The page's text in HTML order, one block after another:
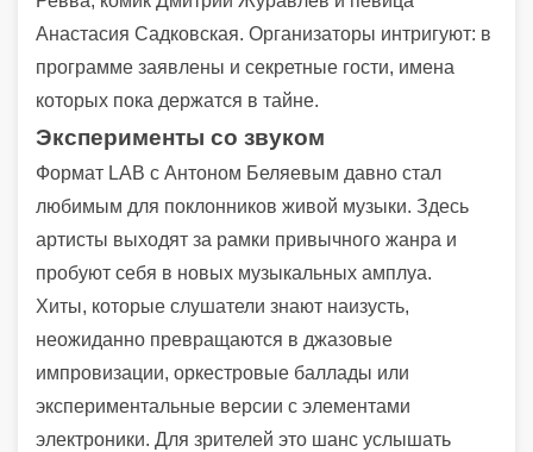
Анастасия Садковская. Организаторы интригуют: в
программе заявлены и секретные гости, имена
которых пока держатся в тайне.
Эксперименты со звуком
Формат LAB с Антоном Беляевым давно стал
любимым для поклонников живой музыки. Здесь
артисты выходят за рамки привычного жанра и
пробуют себя в новых музыкальных амплуа.
Хиты, которые слушатели знают наизусть,
неожиданно превращаются в джазовые
импровизации, оркестровые баллады или
экспериментальные версии с элементами
электроники. Для зрителей это шанс услышать